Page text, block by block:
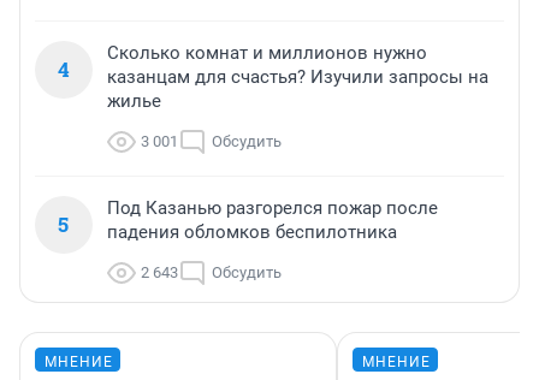
4
Сколько комнат и миллионов нужно
казанцам для счастья? Изучили запросы на
жилье
3 001 Обсудить
5
Под Казанью разгорелся пожар после
падения обломков беспилотника
2 643 Обсудить
МНЕНИЕ МНЕНИЕ